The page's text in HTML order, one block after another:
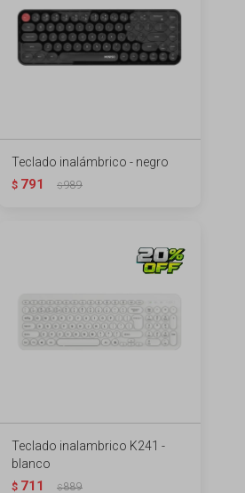
Teclado inalámbrico - negro
$ 791 $989
Teclado inalambrico K241 -
blanco
$ 711 $889